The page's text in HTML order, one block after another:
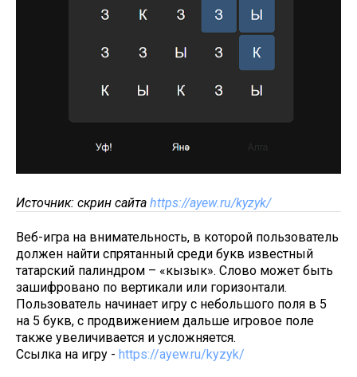
Источник: скрин сайта https://ayew.ru/kyzyk/
Веб-игра на внимательность, в которой пользователь
должен найти спрятанный среди букв известный
татарский палиндром – «кызык». Слово может быть
зашифровано по вертикали или горизонтали.
Пользователь начинает игру с небольшого поля в 5
на 5 букв, с продвижением дальше игровое поле
также увеличивается и усложняется.
Ссылка на игру - https://ayew.ru/kyzyk/